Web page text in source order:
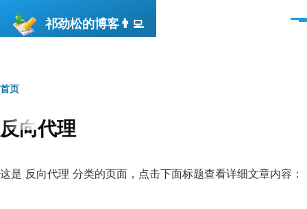
祁劲松的博客👨‍💻
菜
面
包
屑
首页
反向代理
这是 反向代理 分类的页面，点击下面标题查看详细文章内容：